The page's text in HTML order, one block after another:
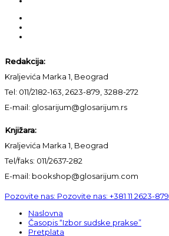
Redakcija:
Kraljevića Marka 1, Beograd
Tel: 011/2182-163, 2623-879, 3288-272
E-mail: glosarijum@glosarijum.rs
Knjižara:
Kraljevića Marka 1, Beograd
Tel/faks: 011/2637-282
E-mail: bookshop@glosarijum.com
Pozovite nas: Pozovite nas: +381 11 2623-879
Naslovna
Časopis “Izbor sudske prakse”
Pretplata